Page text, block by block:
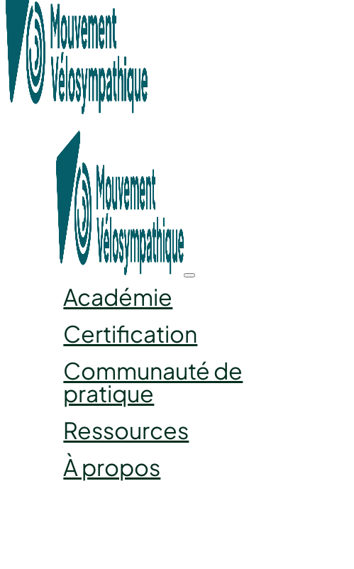
Recherche en cours...
Académie
Certification
Communauté de
pratique
Ressources
À propos